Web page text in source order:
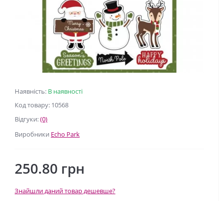
Наявність: В наявності
Код товару: 10568
Відгуки:(0)
Виробники Echo Park
250.80 грн
Знайшли даний товар дешевше?